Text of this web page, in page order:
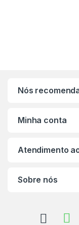
Nós
Minha conta
Atendimento
Sobre nós